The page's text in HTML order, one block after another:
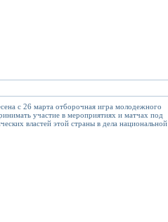
с 26 марта отборочная игра молодежного
участие в мероприятиях и матчах под
властей этой страны в дела национальной